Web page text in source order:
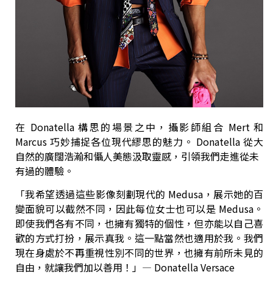
在 Donatella 構思的場景之中，攝影師組合 Mert 和
Marcus 巧妙捕捉各位現代繆思的魅力。 Donatella 從大
自然的廣闊浩瀚和懾人美態汲取靈感，引領我們走進從未
有過的體驗。
「我希望透過這些影像刻劃現代的 Medusa，展示她的百
變面貌可以截然不同，因此每位女士也可以是 Medusa。
即使我們各有不同，也擁有獨特的個性，但亦能以自己喜
歡的方式打扮，展示真我。這一點當然也適用於我。我們
現在身處於不再重視性別不同的世界，也擁有前所未見的
自由，就讓我們加以善用！」— Donatella Versace